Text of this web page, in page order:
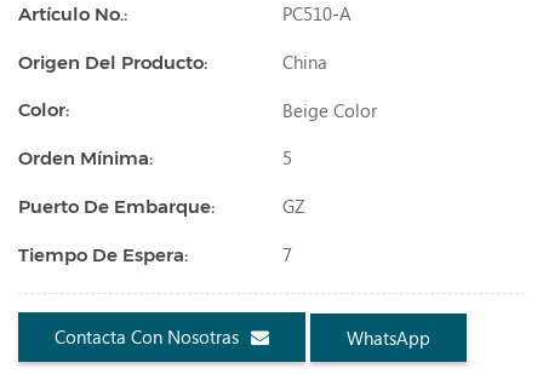
Artículo No.: PC510-A
Origen Del Producto: China
Color: Beige Color
Orden Mínima: 5
Puerto De Embarque: GZ
Tiempo De Espera: 7
Contacta Con Nosotras WhatsApp